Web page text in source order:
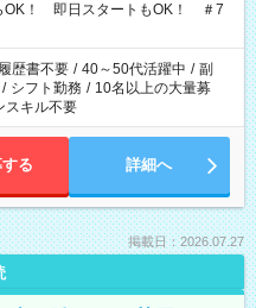
！ 即日スタートもOK！ ＃7
履歴書不要 / 40～50代活躍中 / 副
/ シフト勤務 / 10名以上の大量募
スキル不要
る 詳細へ
掲載日：2026.07.27